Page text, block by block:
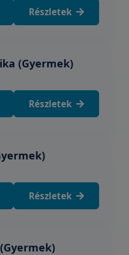
Részletek
(Gyermek)
Részletek
Részletek